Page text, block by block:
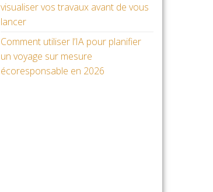
visualiser vos travaux avant de vous
lancer
Comment utiliser l’IA pour planifier
un voyage sur mesure
écoresponsable en 2026